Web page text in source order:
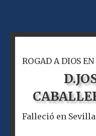
ROGAD A DIOS
D.
Falleció en